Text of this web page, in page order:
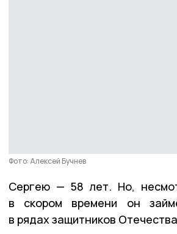
Фото: Алексей Бучнев
Сергею — 58 лет. Но,
в скором времени он
в рядах защитников